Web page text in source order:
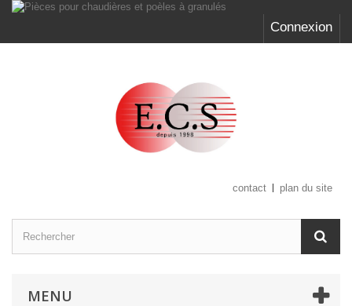
Connexion
contact plan du site
MENU